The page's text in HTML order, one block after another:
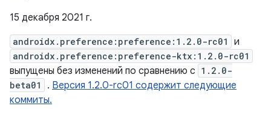
15 декабря 2021 г.
androidx.preference:preference:1.2.0-rc01 и
androidx.preference:preference-ktx:1.2.0-rc01
выпущены без изменений по сравнению с 1.2.0-
beta01
. Версия 1.2.0-rc01 содержит следующие
коммиты.